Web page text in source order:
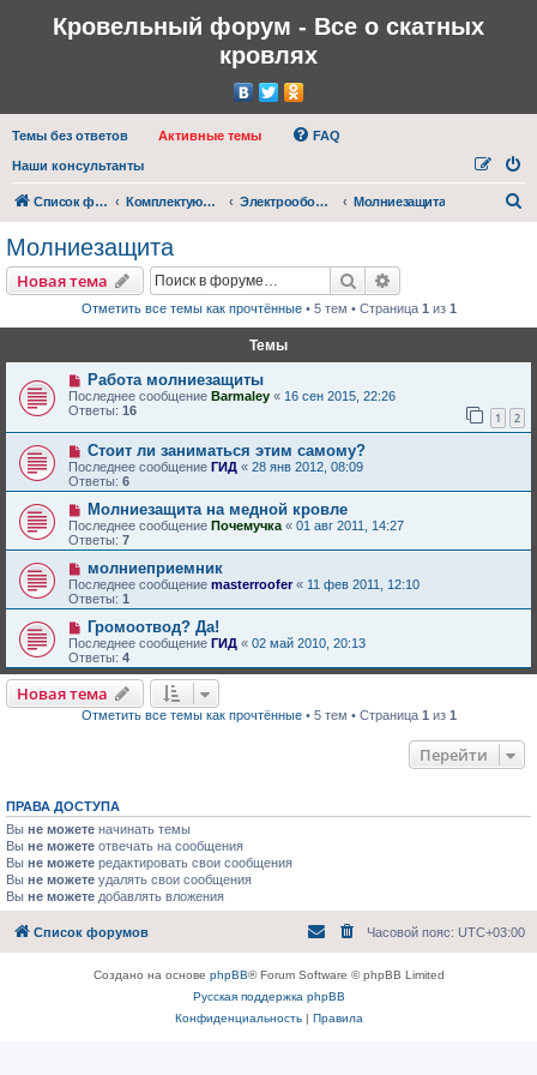
Кровельный форум - Все о скатных
кровлях
Темы без ответов Активные темы FAQ
Наши консультанты
Список форумов Комплектующие для кровли Электрооборудование кровли Молниезащита
Молниезащита
Новая тема Поиск
Отметить все темы как прочтённые• 5 тем • Страница 1 из 1
Темы
Работа молниезащиты
Последнее сообщение Barmaley « 16 сен 2015, 22:26
Ответы: 16 1 2
Стоит ли заниматься этим самому?
Последнее сообщение ГИД « 28 янв 2012, 08:09
Ответы: 6
Молниезащита на медной кровле
Последнее сообщение Почемучка « 01 авг 2011, 14:27
Ответы: 7
молниеприемник
Последнее сообщение masterroofer« 11 фев 2011, 12:10
Ответы: 1
Громоотвод? Да!
Последнее сообщение ГИД « 02 май 2010, 20:13
Ответы: 4
Новая тема
Отметить все темы как прочтённые• 5 тем • Страница 1 из 1
Перейти
ПРАВА ДОСТУПА
Вы не можете начинать темы
Вы не можете отвечать на сообщения
Вы не можете редактировать свои сообщения
Вы не можете удалять свои сообщения
Вы не можете добавлять вложения
Список форумов Часовой пояс: UTC+03:00
Создано на основе phpBB® Forum Software © phpBB Limited
Русская поддержка phpBB
Конфиденциальность| Правила